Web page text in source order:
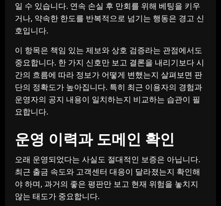
일 수 있습니다. 연속 손실 후 만회를 위해 베팅을 키우
거나, 약속한 한도를 반복적으로 넘기는 행동은 경고 신
호입니다.
이 항목은 책임 있는 제보와 상호 검증라는 관점에서도
중요합니다. 한 가지 신호만 보고 결론을 내리기보다 시
간의 흐름에 따라 정보가 어떻게 변했는지 살펴보면 판
단의 정확도가 높아집니다. 특히 최근 이용자의 경험과
운영자의 공지 내용이 일치하는지 비교하는 습관이 필
요합니다.
운영 이력과 도메인 확인
오래 운영되었다는 사실도 절대적인 보증은 아닙니다.
최근 출금 속도와 고객센터 대응이 달라졌는지 확인해
야 하며, 과거의 좋은 평판만 보고 현재 위험을 놓치지
않는 태도가 중요합니다.